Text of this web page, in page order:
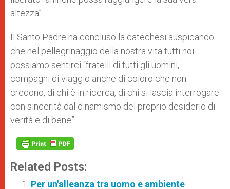
altezza”.
Il Santo Padre ha concluso la catechesi auspicando
che nel pellegrinaggio della nostra vita tutti noi
possiamo sentirci “fratelli di tutti gli uomini,
compagni di viaggio anche di coloro che non
credono, di chi è in ricerca, di chi si lascia interrogare
con sincerità dal dinamismo del proprio desiderio di
verità e di bene”.
Related Posts:
Per un'alleanza tra uomo e ambiente